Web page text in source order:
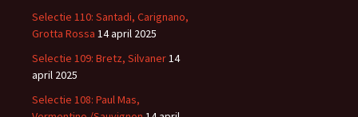
a
r
:
Selectie 110: Santadi, Carignano,
Grotta Rossa 14 april 2025
Selectie 109: Bretz, Silvaner14
april 2025
Selectie 108: Paul Mas,